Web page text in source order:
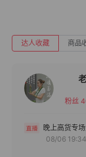
达人收藏 商品
粉丝
晚上高货专
08/06 19:34